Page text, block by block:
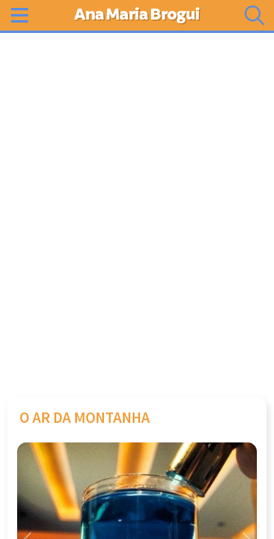
Ana Maria Brogui
O AR DA MONTANHA